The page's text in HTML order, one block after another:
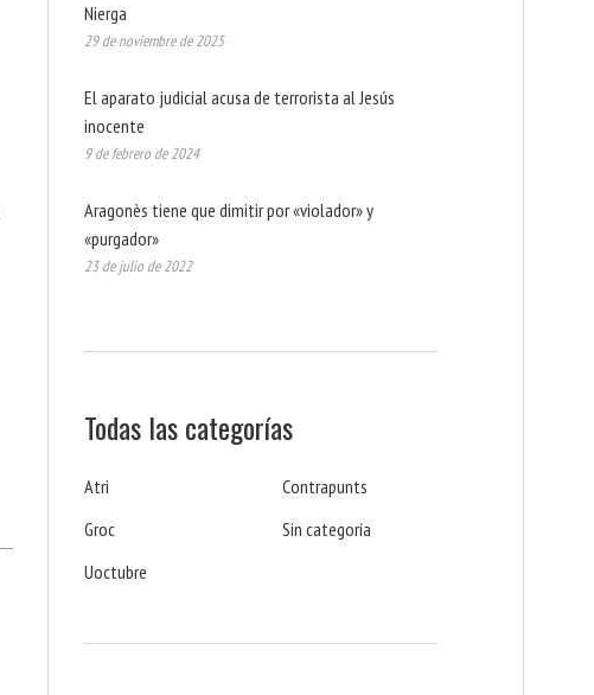
Nierga
29 de noviembre de 2025
El aparato judicial acusa de terrorista al Jesús
inocente
9 de febrero de 2024
Aragonès tiene que dimitir por «violador» y
«purgador»
23 de julio de 2022
Todas las categorías
Atri
Contrapunts
Groc
Sin categoría
Uoctubre